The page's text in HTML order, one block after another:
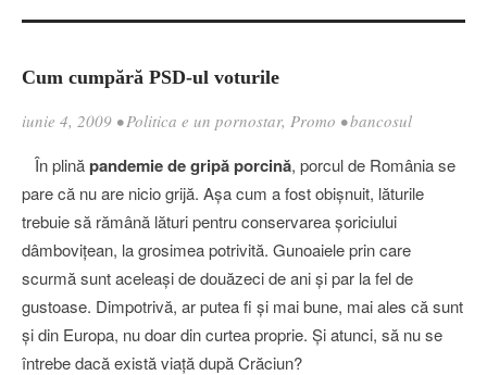
Cum cumpără PSD-ul voturile
iunie 4, 2009 •Politica e un pornostar, Promo •bancosul
În plinăpandemie de gripă porcină, porcul de România se
pare că nu are nicio grijă. Așa cum a fost obișnuit, lăturile
trebuie să rămână lături pentru conservarea șoriciului
dâmbovițean, la grosimea potrivită. Gunoaiele prin care
scurmă sunt aceleași de douăzeci de ani și par la fel de
gustoase. Dimpotrivă, ar putea fi și mai bune, mai ales că sunt
și din Europa, nu doar din curtea proprie. Și atunci, să nu se
întrebe dacă există viață după Crăciun?